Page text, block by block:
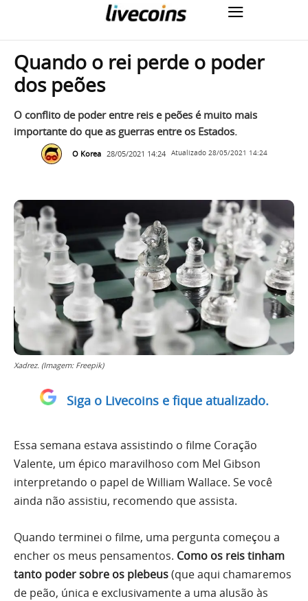
Quando o rei perde o poder
dos peões
O conflito de poder entre reis e peões é muito mais
importante do que as guerras entre os Estados.
O Korea 28/05/2021 14:24 Atualizado 28/05/2021 14:24
Xadrez. (Imagem: Freepik)
Siga o Livecoins e fique atualizado.
Essa semana estava assistindo o filme Coração
Valente, um épico maravilhoso com Mel Gibson
interpretando o papel de William Wallace. Se você
ainda não assistiu, recomendo que assista.
Quando terminei o filme, uma pergunta começou a
encher os meus pensamentos. Como os reis tinham
tanto poder sobre os plebeus(que aqui chamaremos
de peão, única e exclusivamente a uma alusão às